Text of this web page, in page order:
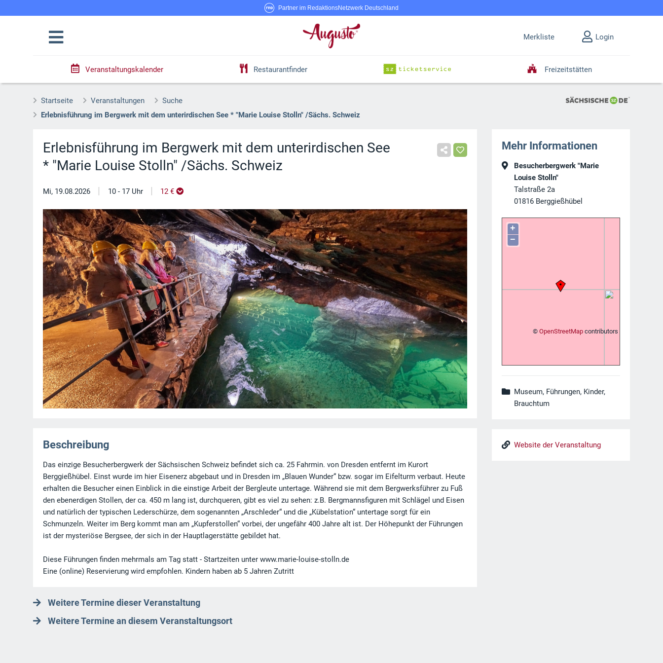
Partner im RedaktionsNetzwerk Deutschland
Merkliste Login
Veranstaltungskalender Restaurantfinder Freizeitstätten
Startseite Veranstaltungen
Suche
Erlebnisführung im Bergwerk mit dem unterirdischen See * "Marie Louise Stolln" /Sächs. Schweiz
Erlebnisführung im Bergwerk mit dem unterirdischen See
* "Marie Louise Stolln" /Sächs. Schweiz
Mi, 19.08.2026 | 10 - 17 Uhr | 12 €
Beschreibung
Das einzige Besucherbergwerk der Sächsischen Schweiz befindet sich ca. 25 Fahrmin. von Dresden entfernt im Kurort
Berggießhübel. Einst wurde im hier Eisenerz abgebaut und in Dresden im „Blauen Wunder“ bzw. sogar im Eifelturm verbaut. Heute
erhalten die Besucher einen Einblick in die einstige Arbeit der Bergleute untertage. Während sie mit dem Bergwerksführer zu Fuß
den ebenerdigen Stollen, der ca. 450 m lang ist, durchqueren, gibt es viel zu sehen: z.B. Bergmannsfiguren mit Schlägel und Eisen
und natürlich der typischen Lederschürze, dem sogenannten „Arschleder“ und die „Kübelstation“ untertage sorgt für ein
Schmunzeln. Weiter im Berg kommt man am „Kupferstollen“ vorbei, der ungefähr 400 Jahre alt ist. Der Höhepunkt der Führungen
ist der mysteriöse Bergsee, der sich in der Hauptlagerstätte gebildet hat.
Diese Führungen finden mehrmals am Tag statt - Startzeiten unter www.marie-louise-stolln.de
Eine (online) Reservierung wird empfohlen. Kindern haben ab 5 Jahren Zutritt
Weitere Termine dieser Veranstaltung
Weitere Termine an diesem Veranstaltungsort
Mehr Informationen
Besucherbergwerk "Marie
Louise Stolln"
Talstraße 2a
01816 Berggießhübel
+
−
© OpenStreetMapcontributors
Museum, Führungen, Kinder,
Brauchtum
Website der Veranstaltung